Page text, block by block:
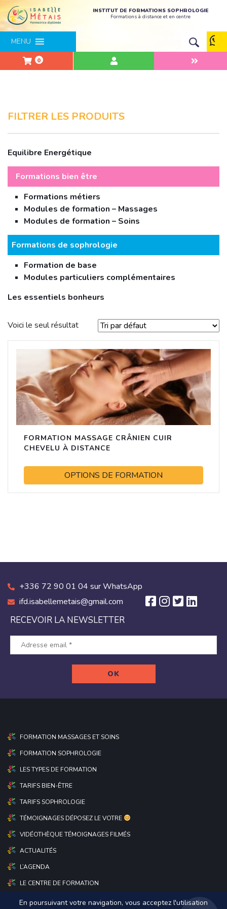
INSTITUT DE FORMATIONS SOPHROLOGIE
Formations à distance et en centre
MENU
0
FILTRER LES PRODUITS
Equilibre Energétique
Formations bien être
Formations métiers
Modules de formation – Massages
Modules de formation – Soins
Formations de sophrologie
Formation de base
Modules particuliers complémentaires
Les essentiels bonheurs
Voici le seul résultat
FORMATION MASSAGE CRÂNIEN CUIR
CHEVELU À DISTANCE
OPTIONS DE FORMATION
+336 72 90 01 04 sur WhatsApp
ifd.isabellemetais@gmail.com
RECEVOIR LA NEWSLETTER
FORMATION MASSAGES ET SOINS
FORMATION SOPHROLOGIE
LES TYPES DE FORMATION
TARIFS BIEN-ÊTRE
TARIFS SOPHROLOGIE
TÉMOIGNAGES DÉPOSEZ LE VOTRE
VIDÉOTHÈQUE TÉMOIGNAGES FILMÉS
ACTUALITÉS
L’AGENDA
LE CENTRE DE FORMATION
En poursuivant votre navigation, vous acceptez l'utilisation